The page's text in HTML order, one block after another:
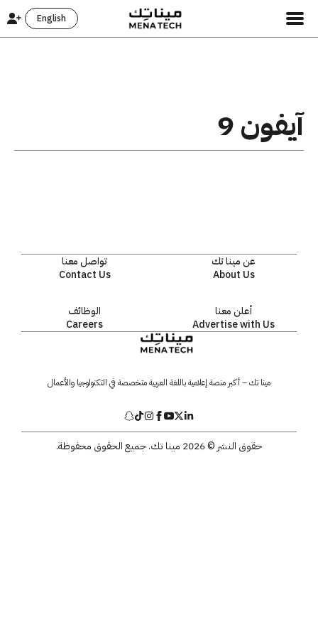
English
آيفون 9
عن مينا تك
About Us
تواصل معنا
Contact Us
أعلن معنا
Advertise with Us
الوظائف
Careers
مينا تك – أكبر منصة إعلامية باللغة العربية متخصصة في التكنولوجيا والأعمال
حقوق النشر © 2026 مينا تك. جميع الحقوق محفوظة.